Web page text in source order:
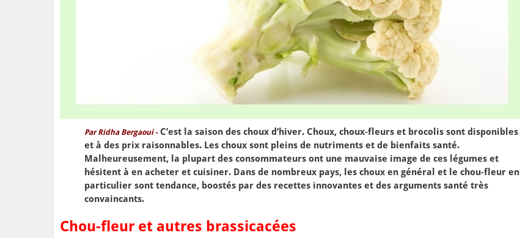
Par Ridha Bergaoui -C’est la saison des choux d’hiver. Choux, choux-fleurs et brocolis sont disponibles
et à des prix raisonnables. Les choux sont pleins de nutriments et de bienfaits santé.
Malheureusement, la plupart des consommateurs ont une mauvaise image de ces légumes et
hésitent à en acheter et cuisiner. Dans de nombreux pays, les choux en général et le chou-fleur en
particulier sont tendance, boostés par des recettes innovantes et des arguments santé très
convaincants.
Chou-fleur et autres brassicacées